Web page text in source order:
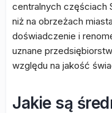
centralnych częściach
niż na obrzeżach
doświadczenie i
uznane
względu na jakość
Jakie są